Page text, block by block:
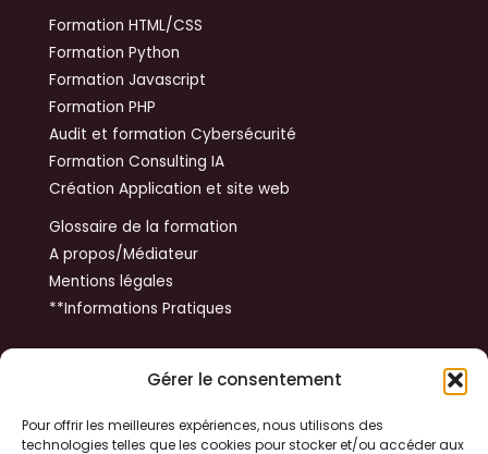
Gérer le consentement
Pour offrir les meilleures expériences, nous utilisons des
technologies telles que les cookies pour stocker et/ou accéder aux
Formation HTML/CSS
Formation Python
Formation Javascript
Formation PHP
Audit et formation Cybersécurité
Formation Consulting IA
Création Application et site web
Glossaire de la formation
A propos/Médiateur
Mentions légales
**Informations Pratiques
Get In Touch
14 rue du Tibet